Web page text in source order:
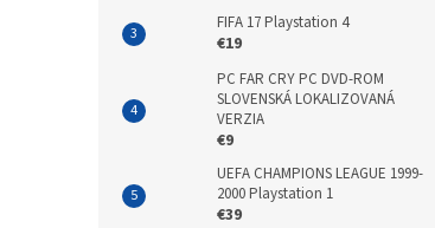
FIFA 17 Playstation 4
€19
PC FAR CRY PC DVD-ROM
SLOVENSKÁ LOKALIZOVANÁ
VERZIA
€9
UEFA CHAMPIONS LEAGUE 1999-
2000 Playstation 1
€39